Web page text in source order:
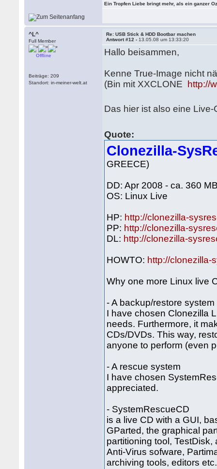
Ein Tropfen Liebe bringt mehr, als ein ganzer
^L^
Full Member
Offline
Beiträge: 209
Standort: in-meiner-welt.at
Re: USB Stick & HDD Bootbar machen
Antwort #12 - 13.05.08 um 13:33:20
Hallo beisammen,
Kenne True-Image nicht
(Bin mit XXCLONE
http://
Das hier ist also eine
Quote:
Clonezilla-
GREECE)
DD: Apr 2008 - ca. 360
OS: Linux Live
HP: http://clonezilla-
PP: http://clonezilla-
DL: http://clonezilla-
HOWTO: http://clonezilla-
Why one more Linux live
- A backup/restore system
I have chosen Clonezilla
needs. Furthermore, it
CDs/DVDs. This way,
anyone to perform (even
- A rescue system
I have chosen
appreciated.
- SystemRescueCD
is a live CD with a GUI,
GParted, the graphical
partitioning tool,
Anti-Virus sofware,
archiving tools, editors etc.